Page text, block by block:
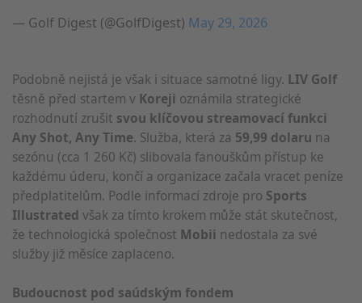
— Golf Digest (@GolfDigest) May 29, 2026
Podobně nejistá je však i situace samotné ligy. LIV Golf
těsně před startem v Koreji oznámila strategické
rozhodnutí zrušit svou klíčovou streamovací funkci
Any Shot, Any Time. Služba, která za 59,99 dolaru na
sezónu (cca 1 260 Kč) slibovala fanouškům přístup ke
každému úderu, končí a organizace začala vracet peníze
předplatitelům. Podle informací zdroje pro Sports
Illustrated však za tímto krokem může stát skutečnost,
že technologická společnost Mobii nedostala za své
služby již měsíce zaplaceno.
Budoucnost pod saúdským fondem